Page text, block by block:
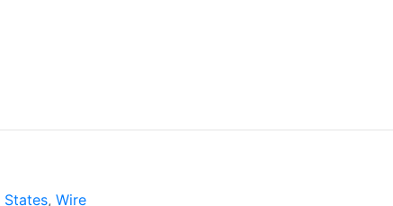
States, Wire